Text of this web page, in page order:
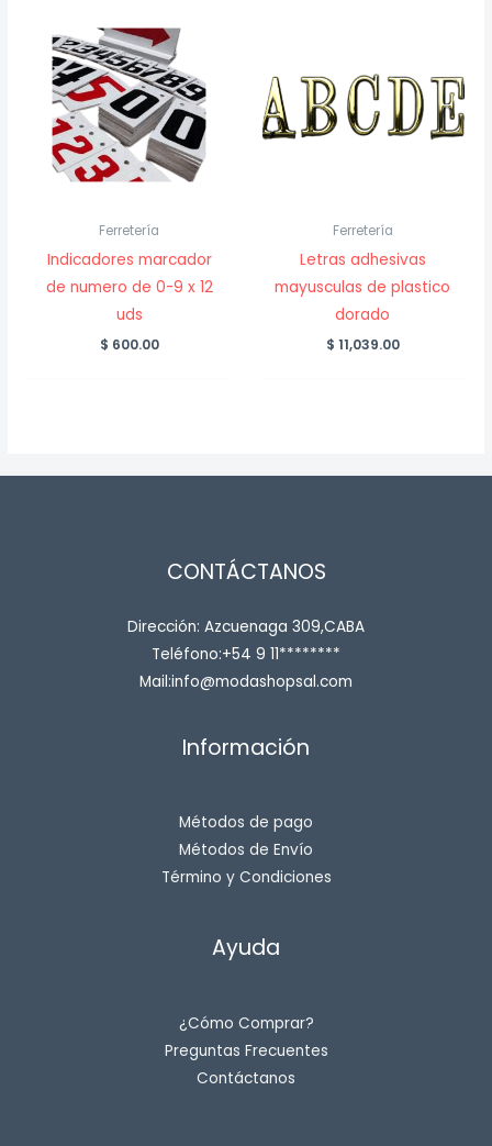
Ferretería
Indicadores marcador
de numero de 0-9 x 12
uds
$ 600.00
Ferretería
Letras adhesivas
mayusculas de plastico
dorado
$ 11,039.00
CONTÁCTANOS
Dirección: Azcuenaga 309,CABA
Teléfono:+54 9 11********
Mail:info@modashopsal.com
Información
Métodos de pago
Métodos de Envío
Término y Condiciones
Ayuda
¿Cómo Comprar?
Preguntas Frecuentes
Contáctanos